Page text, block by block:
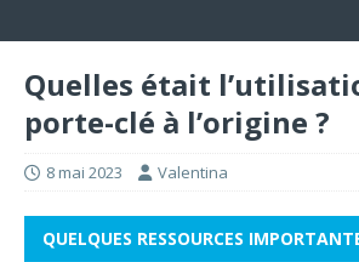
Quelles était
porte-clé à l’origine ?
8 mai 2023 Valentina
QUELQUES RESSOURCES